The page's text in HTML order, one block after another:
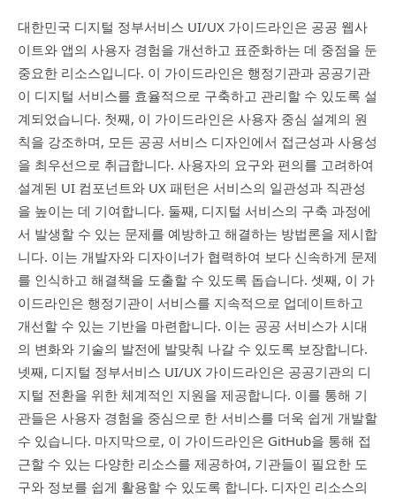
대한민국 디지털 정부서비스 UI/UX 가이드라인은 공공 웹사
이트와 앱의 사용자 경험을 개선하고 표준화하는 데 중점을 둔
중요한 리소스입니다. 이 가이드라인은 행정기관과 공공기관
이 디지털 서비스를 효율적으로 구축하고 관리할 수 있도록 설
계되었습니다. 첫째, 이 가이드라인은 사용자 중심 설계의 원
칙을 강조하며, 모든 공공 서비스 디자인에서 접근성과 사용성
을 최우선으로 취급합니다. 사용자의 요구와 편의를 고려하여
설계된 UI 컴포넌트와 UX 패턴은 서비스의 일관성과 직관성
을 높이는 데 기여합니다. 둘째, 디지털 서비스의 구축 과정에
서 발생할 수 있는 문제를 예방하고 해결하는 방법론을 제시합
니다. 이는 개발자와 디자이너가 협력하여 보다 신속하게 문제
를 인식하고 해결책을 도출할 수 있도록 돕습니다. 셋째, 이 가
이드라인은 행정기관이 서비스를 지속적으로 업데이트하고
개선할 수 있는 기반을 마련합니다. 이는 공공 서비스가 시대
의 변화와 기술의 발전에 발맞춰 나갈 수 있도록 보장합니다.
넷째, 디지털 정부서비스 UI/UX 가이드라인은 공공기관의 디
지털 전환을 위한 체계적인 지원을 제공합니다. 이를 통해 기
관들은 사용자 경험을 중심으로 한 서비스를 더욱 쉽게 개발할
수 있습니다. 마지막으로, 이 가이드라인은 GitHub을 통해 접
근할 수 있는 다양한 리소스를 제공하여, 기관들이 필요한 도
구와 정보를 쉽게 활용할 수 있도록 합니다. 디자인 리소스의